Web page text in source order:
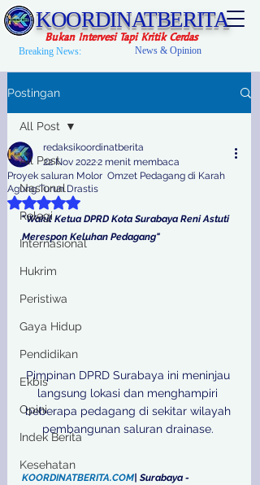
KOORDINATBERITA
Bukan Intervesi Tapi Kritik Cerdas
Breaking News: News & Opinion
Postingan
All Post
Nasional
Relegi
Internasional
Hukrim
Peristiwa
Gaya Hidup
Pendidikan
Ekbis
Opini
Indek Berita
Kesehatan
All Post
Proyek saluran Molor Omzet Pedagang di Karah
Agung Turun Drastis
redaksikoordinatberita
22 Nov 20222 menit membaca
Dinilai NaN dari 5 bintang.
"Wakil Ketua DPRD Kota Surabaya Reni Astuti
Merespon Keluhan Pedagang"
Pimpinan DPRD Surabaya ini meninjau
langsung lokasi dan menghampiri
beberapa pedagang di sekitar wilayah
pembangunan saluran drainase.
KOORDINATBERITA.COM | Surabaya -